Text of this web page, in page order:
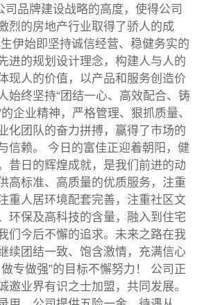
司品牌建设战略的高度，使得公司
烈的房地产行业取得了骄人的成
伊始即坚持诚信经营、稳健务实的
进的规划设计理念，构建人与人的
现人的价值，以产品和服务创造价
始终坚持“团结一心、高效配合、铸
企业精神，严格管理、狠抓质量、
化团队的奋力拼搏，赢得了市场的
信赖。 今日的富佳正迎着朝阳，健
昔日的辉煌成就，是我们前进的动
高标准、高质量的优质服务，注重
重人居环境配套完善，注重社区文
环保及高科技的含量，融入到住宅
们今后不懈的追求。未来之路在我
续团结一致、饱含激情，充满信心
专做强”的目标不懈努力！ 公司正
邀业界有识之士加盟，共同发展。